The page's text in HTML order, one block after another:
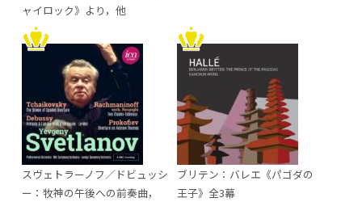
ャイロック》より，他
スヴェトラーノフ／ドビュッシ
ー：牧神の午後への前奏曲，
ブリテン：バレエ《パゴダの
王子》全3幕